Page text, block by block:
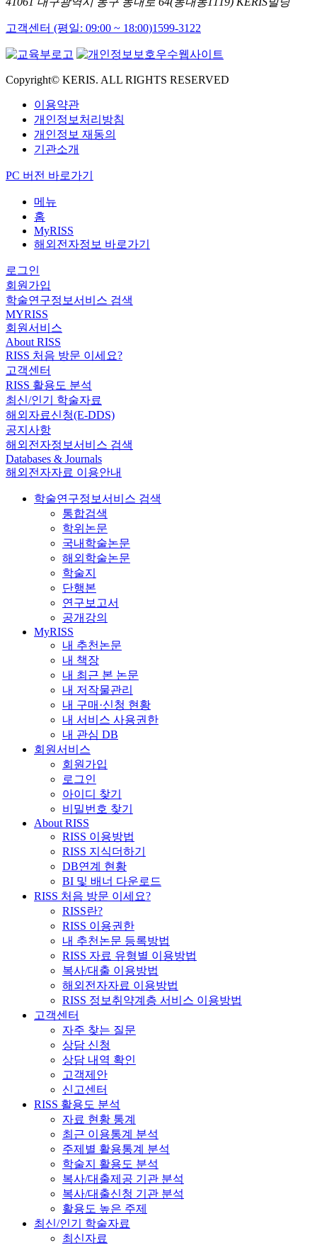
고객센터 (평일: 09:00 ~ 18:00)1599-3122
Copyright© KERIS. ALL RIGHTS RESERVED
이용약관
개인정보처리방침
개인정보 재동의
기관소개
PC 버전 바로가기
메뉴
홈
MyRISS
해외전자정보 바로가기
로그인
회원가입
학술연구정보서비스 검색
MYRISS
회원서비스
About RISS
RISS 처음 방문 이세요?
고객센터
RISS 활용도 분석
최신/인기 학술자료
해외자료신청(E-DDS)
공지사항
해외전자정보서비스 검색
Databases & Journals
해외전자자료 이용안내
학술연구정보서비스 검색
통합검색
학위논문
국내학술논문
해외학술논문
학술지
단행본
연구보고서
공개강의
MyRISS
내 추천논문
내 책장
내 최근 본 논문
내 저작물관리
내 구매·신청 현황
내 서비스 사용권한
내 관심 DB
회원서비스
회원가입
로그인
아이디 찾기
비밀번호 찾기
About RISS
RISS 이용방법
RISS 지식더하기
DB연계 현황
BI 및 배너 다운로드
RISS 처음 방문 이세요?
RISS란?
RISS 이용권한
내 추천논문 등록방법
RISS 자료 유형별 이용방법
복사/대출 이용방법
해외전자자료 이용방법
RISS 정보취약계층 서비스 이용방법
고객센터
자주 찾는 질문
상담 신청
상담 내역 확인
고객제안
신고센터
RISS 활용도 분석
자료 현황 통계
최근 이용통계 분석
주제별 활용통계 분석
학술지 활용도 분석
복사/대출제공 기관 분석
복사/대출신청 기관 분석
활용도 높은 주제
최신/인기 학술자료
최신자료